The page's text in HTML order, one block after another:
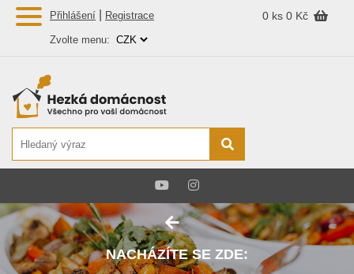
Přihlášení Registrace 0 ks 0 Kč
Zvolte menu:
NACHÁZÍTE SE ZDE: